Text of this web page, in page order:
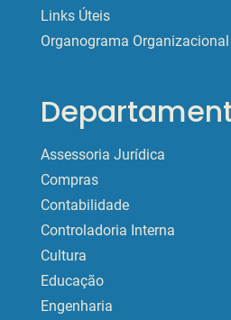
Links Úteis
Organograma Organizacional
Assessoria Jurídica
Compras
Contabilidade
Controladoria Interna
Cultura
Educação
Engenharia